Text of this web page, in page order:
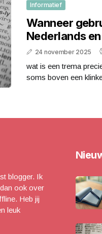
Informatief
Wanneer
Nederlands
24 november 2025
wat is een trema
soms boven een
blogger. Ik
ook over
Heb jij
leuk